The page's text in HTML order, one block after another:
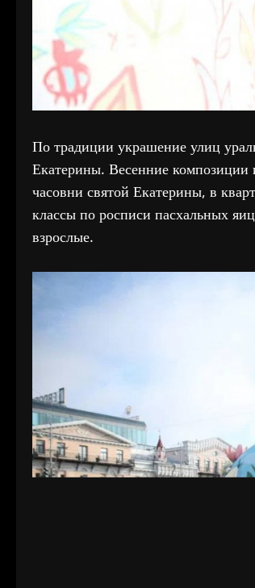
По традиции украшение улиц
Екатерины. Весенние композиции
часовни святой Екатерины, в
классы по росписи пасхальных
взрослые.